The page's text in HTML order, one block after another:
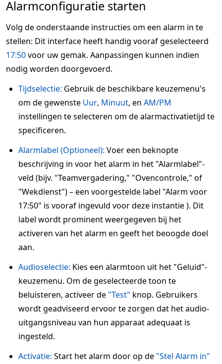
Alarmconfiguratie starten
Volg de onderstaande instructies om een alarm in te
stellen: Dit interface heeft handig vooraf geselecteerd
17:50voor uw gemak. Aanpassingen kunnen indien
nodig worden doorgevoerd.
Tijdselectie: Gebruik de beschikbare keuzemenu's
om de gewenste Uur, Minuut, en AM/PM
instellingen te selecteren om de alarmactivatietijd te
specificeren.
Alarmlabel (Optioneel): Voer een beknopte
beschrijving in voor het alarm in het "Alarmlabel"-
veld (bijv. "Teamvergadering," "Ovencontrole," of
"Wekdienst") – een voorgestelde label "Alarm voor
17:50" is vooraf ingevuld voor deze instantie ). Dit
label wordt prominent weergegeven bij het
activeren van het alarm en geeft het beoogde doel
aan.
Audioselectie: Kies een alarmtoon uit het "Geluid"-
keuzemenu. Om de geselecteerde toon te
beluisteren, activeer de "Test" knop. Gebruikers
wordt geadviseerd ervoor te zorgen dat het audio-
uitgangsniveau van hun apparaat adequaat is
ingesteld.
Activatie: Start het alarm door op de "Stel Alarm in"